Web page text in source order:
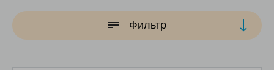
Фильтр